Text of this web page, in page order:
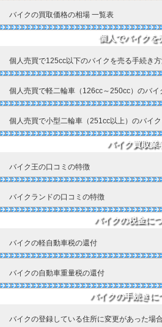
バイクの買取価格の相場 一覧表
個人でバイクを
個人売買で125cc以下のバイクを売る手続き
個人売買で軽二輪車（126cc～250cc）のバイ
個人売買で小型二輪車（251cc以上）のバイ
バイク買取業
バイク王の口コミの特徴
バイクランドの口コミの特徴
バイクの税金に
バイクの軽自動車税の還付
バイクの自動車重量税の還付
バイクの手続きに
バイクの登録している住所に変更があった場